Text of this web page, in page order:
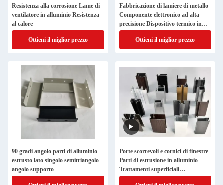
Resistenza alla corrosione Lame di
ventilatore in alluminio Resistenza
al calore
Ottieni il miglior prezzo
Fabbricazione di lamiere di metallo
Componente elettronico ad alta
precisione Dispositivo termico in
alluminio
Ottieni il miglior prezzo
90 gradi angolo parti di alluminio
estrusto lato singolo semitriangolo
angolo supporto
Porte scorrevoli e cornici di finestre
Parti di estrusione in alluminio
Trattamenti superficiali
personalizzati